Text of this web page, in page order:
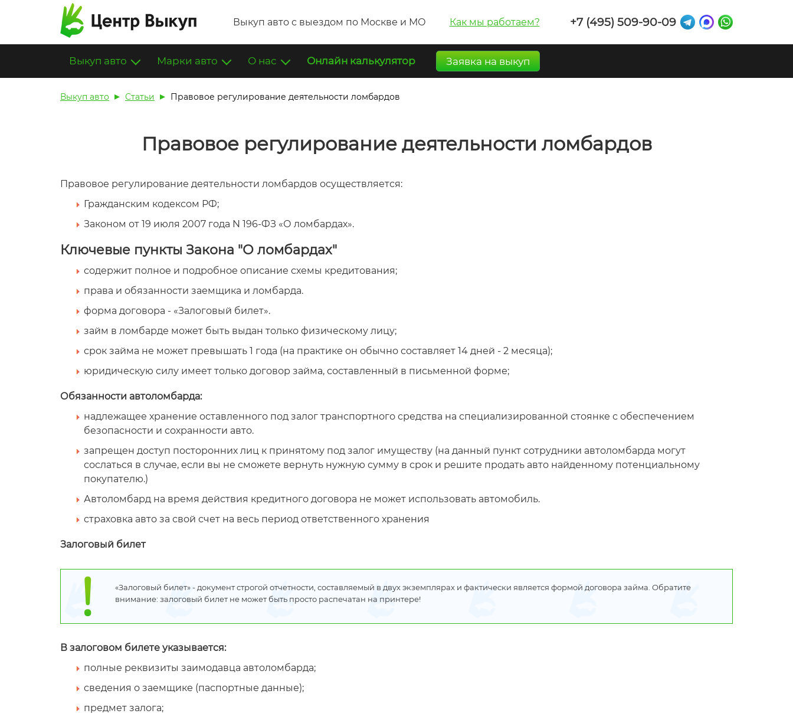
Выкуп авто с выездом по Москве и МО Как мы работаем? +7 (495) 509-90-09
Выкуп авто Марки авто О нас Онлайн калькулятор Заявка на выкуп
Выкуп авто Статьи Правовое регулирование деятельности ломбардов
Правовое регулирование деятельности ломбардов
Правовое регулирование деятельности ломбардов осуществляется:
Гражданским кодексом РФ;
Законом от 19 июля 2007 года N 196-ФЗ «О ломбардах».
Ключевые пункты Закона "О ломбардах"
содержит полное и подробное описание схемы кредитования;
права и обязанности заемщика и ломбарда.
форма договора - «Залоговый билет».
займ в ломбарде может быть выдан только физическому лицу;
срок займа не может превышать 1 года (на практике он обычно составляет 14 дней - 2 месяца);
юридическую силу имеет только договор займа, составленный в письменной форме;
Обязанности автоломбарда:
надлежащее хранение оставленного под залог транспортного средства на специализированной стоянке с обеспечением
безопасности и сохранности авто.
запрещен доступ посторонних лиц к принятому под залог имуществу (на данный пункт сотрудники автоломбарда могут
сослаться в случае, если вы не сможете вернуть нужную сумму в срок и решите продать авто найденному потенциальному
покупателю.)
Автоломбард на время действия кредитного договора не может использовать автомобиль.
страховка авто за свой счет на весь период ответственного хранения
Залоговый билет
«Залоговый билет» - документ строгой отчетности, составляемый в двух экземплярах и фактически является формой договора займа. Обратите
внимание: залоговый билет не может быть просто распечатан на принтере!
В залоговом билете указывается:
полные реквизиты заимодавца автоломбарда;
сведения о заемщике (паспортные данные);
предмет залога;